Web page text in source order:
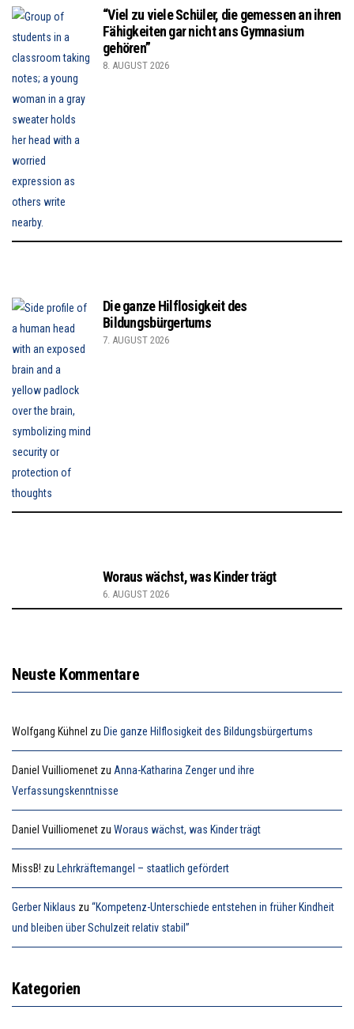
“Viel zu viele Schüler, die gemessen an ihren
Fähigkeiten gar nicht ans Gymnasium
gehören”
8. AUGUST 2026
Die ganze Hilflosigkeit des
Bildungsbürgertums
7. AUGUST 2026
Woraus wächst, was Kinder trägt
6. AUGUST 2026
Neuste Kommentare
Wolfgang Kühnel zu Die ganze Hilflosigkeit des Bildungsbürgertums
Daniel Vuilliomenet zu Anna-Katharina Zenger und ihre
Verfassungskenntnisse
Daniel Vuilliomenet zu Woraus wächst, was Kinder trägt
MissB! zu Lehrkräftemangel – staatlich gefördert
Gerber Niklaus zu “Kompetenz-Unterschiede entstehen in früher Kindheit
und bleiben über Schulzeit relativ stabil”
Kategorien